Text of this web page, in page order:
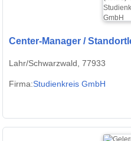
Center-Manager /
Lahr/Schwarzwald, 77933
Firma:Studienkreis GmbH